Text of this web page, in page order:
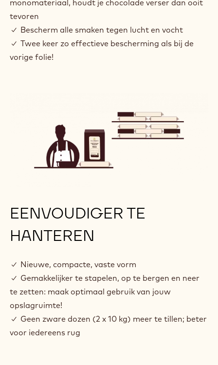
monomateriaal, houdt je chocolade verser dan ooit
tevoren
✓ Bescherm alle smaken tegen lucht en vocht
✓ Twee keer zo effectieve bescherming als bij de
vorige folie!
EENVOUDIGER TE
HANTEREN
✓ Nieuwe, compacte, vaste vorm
✓ Gemakkelijker te stapelen, op te bergen en neer
te zetten: maak optimaal gebruik van jouw
opslagruimte!
✓ Geen zware dozen (2 x 10 kg) meer te tillen; beter
voor iedereens rug